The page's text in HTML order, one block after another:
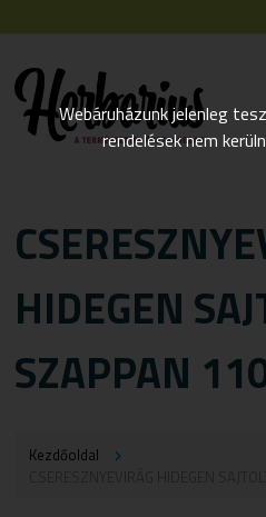
HIDEGEN
SZAPPAN
Kezdőoldal
Webáruházunk jelenleg
rendelések nem